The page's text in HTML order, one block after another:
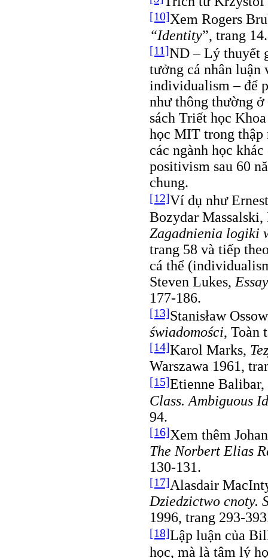
[10]Xem Rogers
“Identity”, trang 14.
[11]ND – Lý thuyết
tưởng cá nhân luận
individualism – để
như thông thường
sách Triết học
học MIT trong thập
các ngành học
positivism sau 60
chung.
[12]Ví dụ như
Bozydar
Zagadnienia logiki
trang 58 và tiếp
cá thể
Steven Lukes,
177-186.
[13]Stanisław
świadomości, Toàn
[14]Karol Marks,
Warszawa 1961,
[15]Etienne
Class. Ambiguous
94.
[16]Xem thêm
The Norbert Elias
130-131.
[17]Alasdair
Dziedzictwo cnoty.
1996, trang 293-
[18]Lập luận của
học, mà là tâm lý